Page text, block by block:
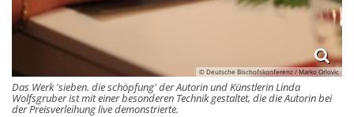
© Deutsche Bischofskonferenz / Marko Orlovic
Das Werk 'sieben. die schöpfung' der Autorin und Künstlerin Linda
Wolfsgruber ist mit einer besonderen Technik gestaltet, die die Autorin bei
der Preisverleihung live demonstrierte.